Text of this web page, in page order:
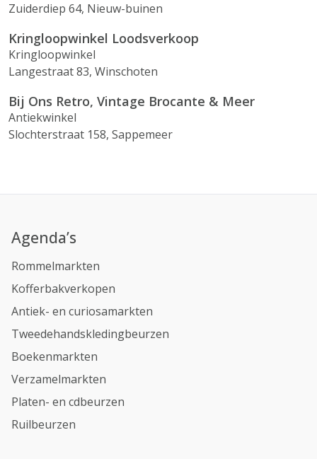
Zuiderdiep 64, Nieuw-buinen
Kringloopwinkel Loodsverkoop
Kringloopwinkel
Langestraat 83, Winschoten
Bij Ons Retro, Vintage Brocante & Meer
Antiekwinkel
Slochterstraat 158, Sappemeer
Agenda’s
Rommelmarkten
Kofferbakverkopen
Antiek- en curiosamarkten
Tweedehandskledingbeurzen
Boekenmarkten
Verzamelmarkten
Platen- en cdbeurzen
Ruilbeurzen